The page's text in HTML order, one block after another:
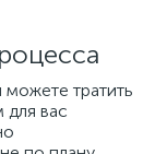
тратить
вас